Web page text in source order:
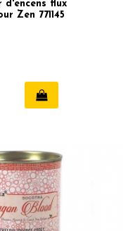
d'encens flux
Zen 771145